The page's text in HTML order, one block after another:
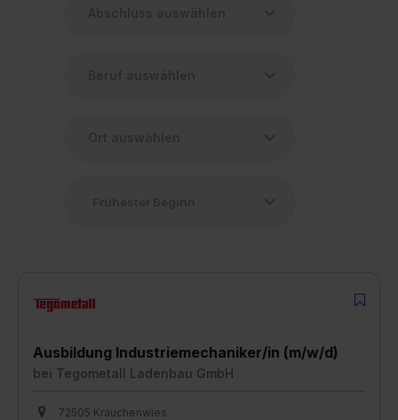
Ausbildung Industriemechaniker/in (m/w/d)
bei Tegometall Ladenbau GmbH
72505 Krauchenwies